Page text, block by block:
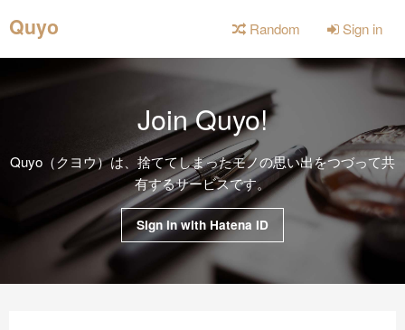
Quyo Random Sign in
Join Quyo!
Quyo（クヨウ）は、捨ててしまったモノの思い出をつづって共
有するサービスです。
Sign in with Hatena ID